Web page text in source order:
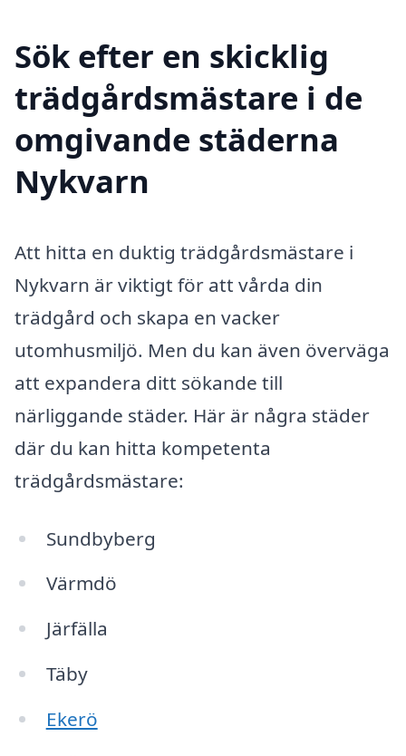
Sök efter en skicklig
trädgårdsmästare i de
omgivande städerna
Nykvarn
Att hitta en duktig trädgårdsmästare i
Nykvarn är viktigt för att vårda din
trädgård och skapa en vacker
utomhusmiljö. Men du kan även överväga
att expandera ditt sökande till
närliggande städer. Här är några städer
där du kan hitta kompetenta
trädgårdsmästare:
Sundbyberg
Värmdö
Järfälla
Täby
Ekerö